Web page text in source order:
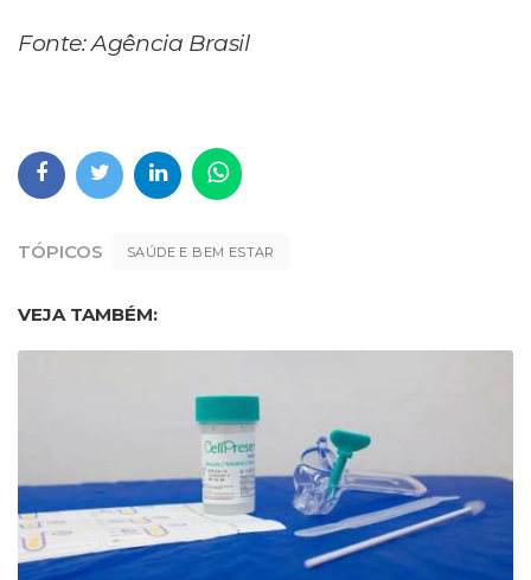
Fonte: Agência Brasil
TÓPICOS SAÚDE E BEM ESTAR
VEJA TAMBÉM: